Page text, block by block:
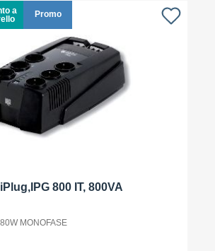
a
Promo
800 IT, 800VA
MONOFASE